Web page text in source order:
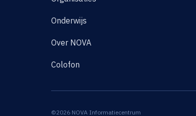
Onderwijs
Over NOVA
Colofon
©2026 NOVA Informatiecentrum